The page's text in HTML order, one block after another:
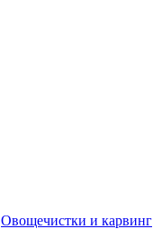
Овощечистки и карвинг